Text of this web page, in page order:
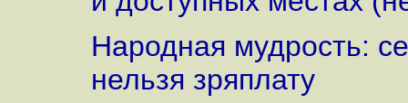
Народная мудрость:
нельзя зряплату